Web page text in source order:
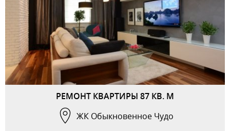
РЕМОНТ КВАРТИРЫ 87 КВ. М
ЖК Обыкновенное Чудо